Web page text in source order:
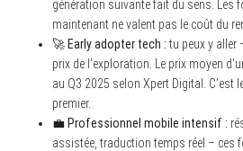
génération suivante fait du sens. Les
maintenant ne valent pas le coût du
🚀 Early adopter tech : tu peux y aller
prix de l’exploration. Le prix moyen
au Q3 2025 selon Xpert Digital. C’est
premier.
💼 Professionnel mobile intensif :
assistée, traduction temps réel – ces